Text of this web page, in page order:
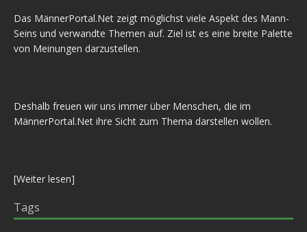
Das MännerPortal.Net zeigt möglichst viele Aspekt des Mann-
Seins und verwandte Themen auf. Ziel ist es eine breite Palette
von Meinungen darzustellen.
Deshalb freuen wir uns immer über Menschen, die im
MännerPortal.Net ihre Sicht zum Thema darstellen wollen.
[Weiter lesen]
Tags